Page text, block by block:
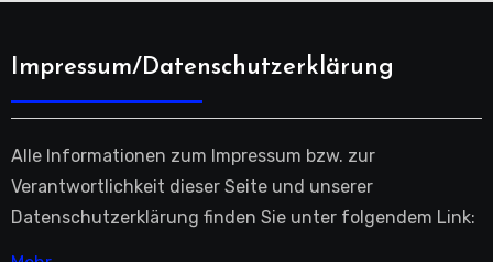
Impressum/Datenschutzerklärung
Alle Informationen zum Impressum bzw. zur
Verantwortlichkeit dieser Seite und unserer
Datenschutzerklärung finden Sie unter folgendem Link: